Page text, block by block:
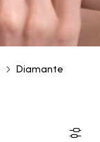
Diamante